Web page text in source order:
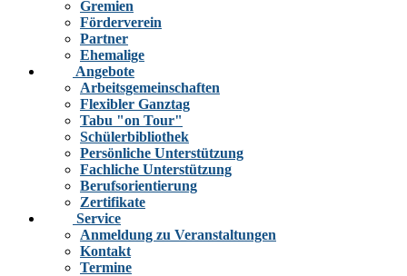
Gremien
Förderverein
Partner
Ehemalige
Angebote
Arbeitsgemeinschaften
Flexibler Ganztag
Tabu "on Tour"
Schülerbibliothek
Persönliche Unterstützung
Fachliche Unterstützung
Berufsorientierung
Zertifikate
Service
Anmeldung zu Veranstaltungen
Kontakt
Termine